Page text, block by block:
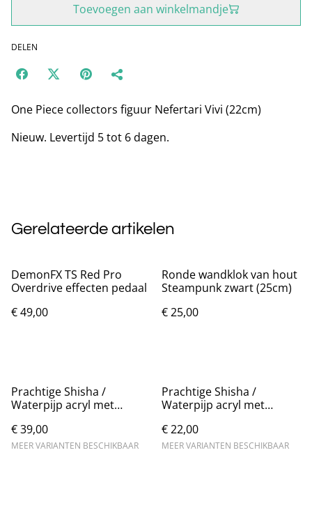
Toevoegen aan winkelmandje
DELEN
One Piece collectors figuur Nefertari Vivi (22cm)
Nieuw. Levertijd 5 tot 6 dagen.
Gerelateerde artikelen
DemonFX TS Red Pro
Overdrive effecten pedaal
€ 49,00
Ronde wandklok van hout
Steampunk zwart (25cm)
€ 25,00
Prachtige Shisha /
Waterpijp acryl met
€ 39,00
MEER VARIANTEN BESCHIKBAAR
Prachtige Shisha /
Waterpijp acryl met
€ 22,00
MEER VARIANTEN BESCHIKBAAR